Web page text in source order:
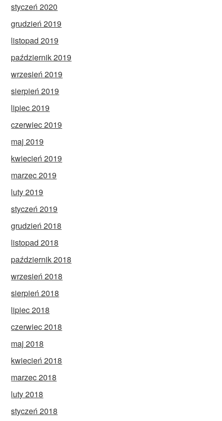
styczeń 2020
grudzień 2019
listopad 2019
październik 2019
wrzesień 2019
sierpień 2019
lipiec 2019
czerwiec 2019
maj 2019
kwiecień 2019
marzec 2019
luty 2019
styczeń 2019
grudzień 2018
listopad 2018
październik 2018
wrzesień 2018
sierpień 2018
lipiec 2018
czerwiec 2018
maj 2018
kwiecień 2018
marzec 2018
luty 2018
styczeń 2018